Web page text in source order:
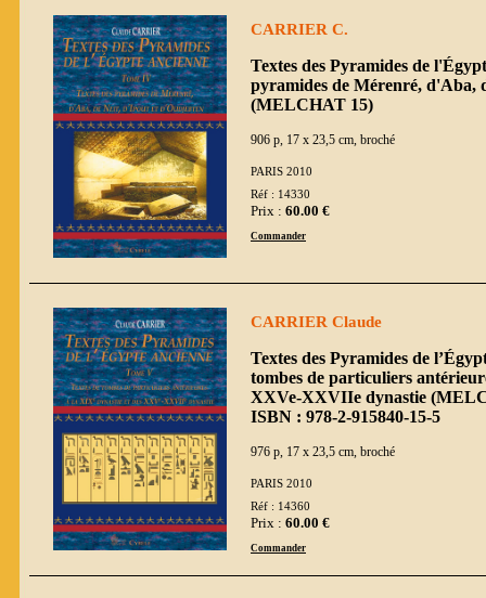
CARRIER C.
Textes des Pyramides de
pyramides de Mérenré, d'Aba,
(MELCHAT 15)
906 p, 17 x 23,5 cm, broché
PARIS 2010
Réf : 14330
Prix : 60.00 €
Commander
CARRIER Claude
Textes des Pyramides de
tombes de particuliers
XXVe-XXVIIe dynastie
ISBN : 978-2-915840-15-5
976 p, 17 x 23,5 cm, broché
PARIS 2010
Réf : 14360
Prix : 60.00 €
Commander